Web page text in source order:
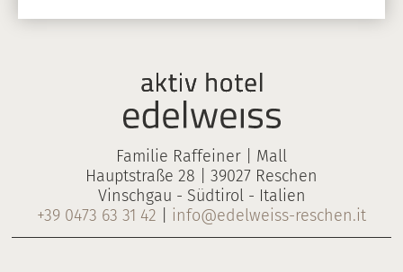
Familie Raffeiner | Mall
Hauptstraße 28 | 39027 Reschen
Vinschgau - Südtirol - Italien
+39 0473 63 31 42
info@edelweiss-reschen.it